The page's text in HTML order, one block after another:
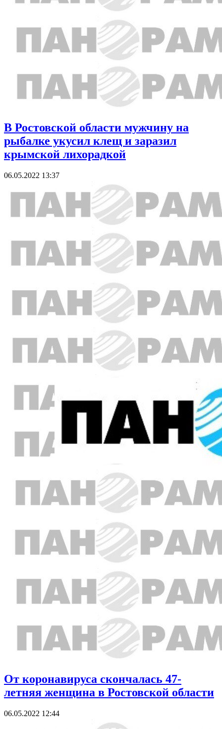
В Ростовской области мужчину на
рыбалке укусил клещ и заразил
крымской лихорадкой
06.05.2022 13:37
От коронавируса скончалась 47-
летняя женщина в Ростовской области
06.05.2022 12:44